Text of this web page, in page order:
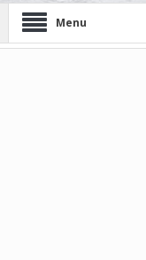
Menu